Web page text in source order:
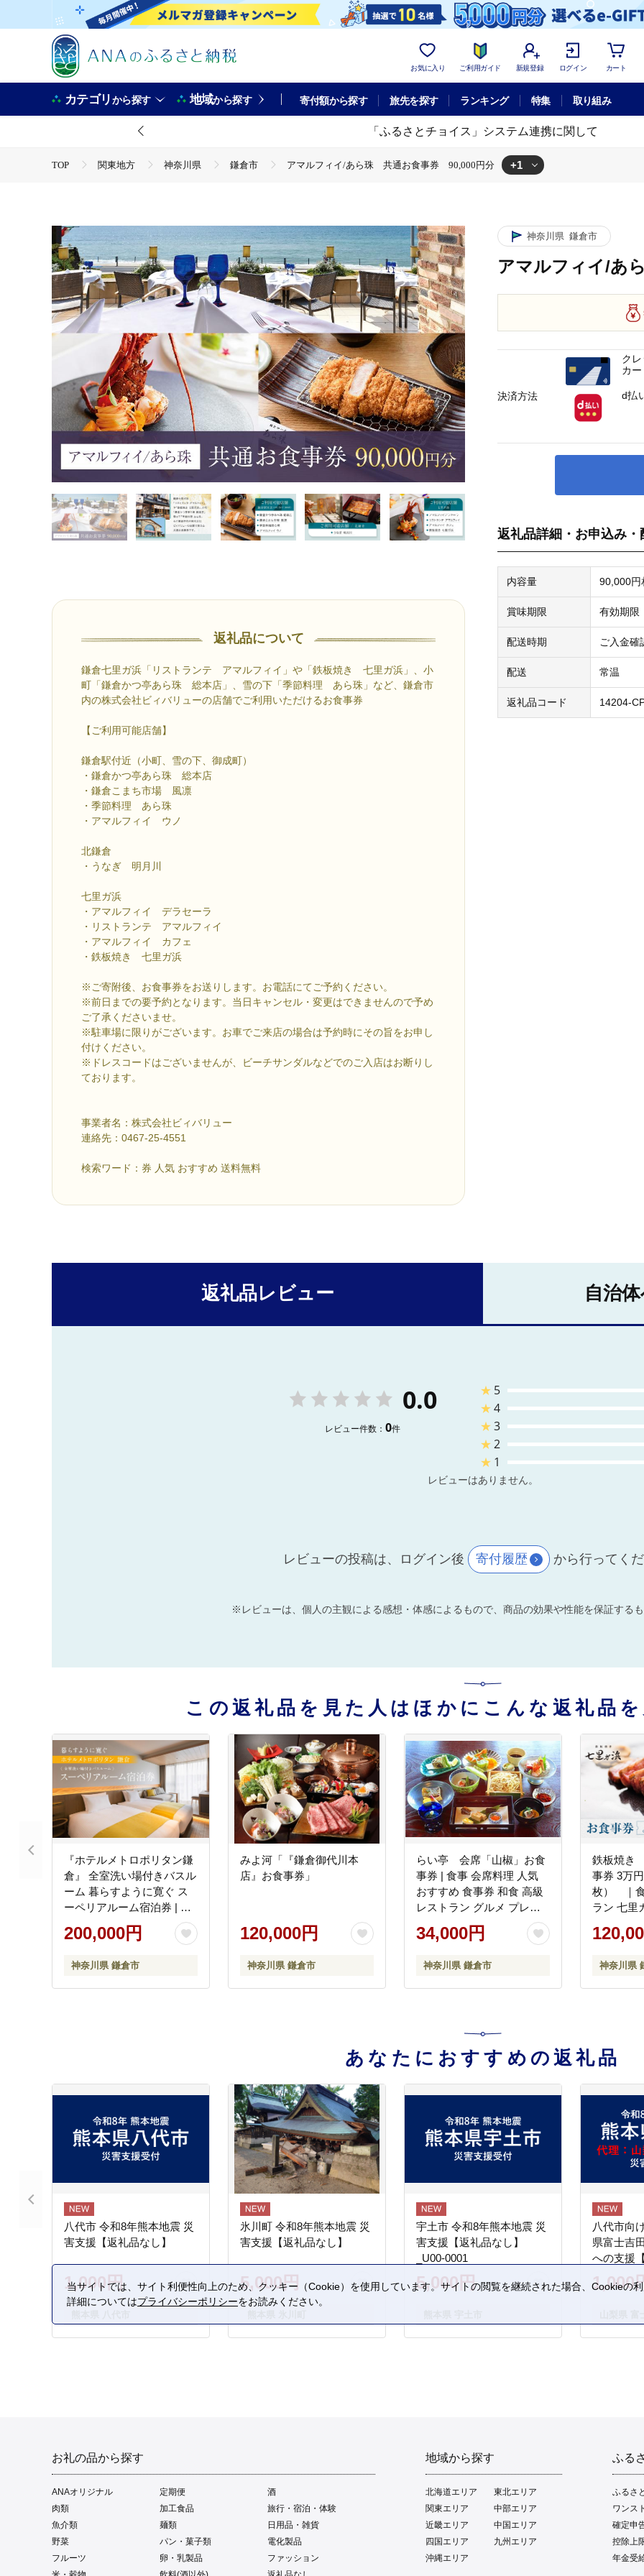
お気に入り ご利用ガイド 新規登録 ログイン カート
カテゴリから探す 地域から探す 寄付額から探す 旅先を探す ランキング 特集 取り組み
「ふるさとチョイス」システム連携に関して
TOP 関東地方 神奈川県 鎌倉市 アマルフィイ/あら珠 共通お食事券 90,000円分 +1
返礼品について
鎌倉七里ガ浜「リストランテ アマルフィイ」や「鉄板焼き 七里ガ浜」、小
町「鎌倉かつ亭あら珠 総本店」、雪の下「季節料理 あら珠」など、鎌倉市
内の株式会社ビィバリューの店舗でご利用いただけるお食事券
【ご利用可能店舗】
鎌倉駅付近（小町、雪の下、御成町）
・鎌倉かつ亭あら珠 総本店
・鎌倉こまち市場 風凛
・季節料理 あら珠
・アマルフィイ ウノ
北鎌倉
・うなぎ 明月川
七里ガ浜
・アマルフィイ デラセーラ
・リストランテ アマルフィイ
・アマルフィイ カフェ
・鉄板焼き 七里ガ浜
※ご寄附後、お食事券をお送りします。お電話にてご予約ください。
※前日までの要予約となります。当日キャンセル・変更はできませんので予め
ご了承くださいませ。
※駐車場に限りがございます。お車でご来店の場合は予約時にその旨をお申し
付けください。
※ドレスコードはございませんが、ビーチサンダルなどでのご入店はお断りし
ております。
事業者名：株式会社ビィバリュー
連絡先：0467-25-4551
検索ワード：券 人気 おすすめ 送料無料
神奈川県 鎌倉市
アマルフィイ/あ
返礼品詳細・お申込み・
内容量 90,000円
賞味期限 有効期限
配送時期 ご入金確
配送 常温
返礼品コード 14204-
決済方法
ク
カ
d払
返礼品レビュー 自治
0.0
レビュー件数： 0件
★ 5
★4
★3
★2
★ 1
レビューはありません。
レビューの投稿は、ログイン後 寄付履歴 から行ってく
※レビューは、個人の主観による感想・体感によるもので、商品の効果や性能を保証する
この返礼品を見た人はほかにこんな返礼品
『ホテルメトロポリタン鎌
倉』 全室洗い場付きバスル
ーム 暮らすように寛ぐ ス
ーペリアルーム宿泊券 | 宿
泊 ホテル スーペリアルー
ム 宿泊券 人気 おすすめ 鎌
200,000円
神奈川県 鎌倉市
みよ河「『鎌倉御代川本
店』お食事券」
120,000円
神奈川県 鎌倉市
らい亭 会席「山椒」お食
事券 | 食事 会席料理 人気
おすすめ 食事券 和食 高級
レストラン グルメ プレゼ
ント 送料無料 神奈川 鎌倉
34,000円
神奈川県 鎌倉市
鉄板焼
事券 3万
枚） ｜
ラン 七里
ペア利用
料無料
神奈川県
あなたにおすすめの返礼品
八代市 令和8年熊本地震 災
害支援【返礼品なし】
1,000円
氷川町 令和8年熊本地震 災
害支援【返礼品なし】
5,000円
宇土市 令和8年熊本地震 災
害支援【返礼品なし】
_U00-0001
5,000円
八代市向
県富士吉
への支援
1,000
お礼の品から探す
ANAオリジナル 定期便
酒
肉類
加工食品
旅行・宿泊・体験
魚介類
麺類
日用品・雑貨
野菜
パン・菓子類
電化製品
フルーツ
卵・乳製品
ファッション
地域から探す
北海道エリア
東北エリア
関東エリア
中部エリア
近畿エリア
中国エリア
四国エリア
九州エリア
沖縄エリア
ふる
ふるさ
ワンス
確定申
控除上
年金受
当サイトでは、サイト利便性向上のため、クッキー（Cookie）を使用しています。サイトの閲覧を継続された場合、Cookieの
詳細についてはプライバシーポリシーをお読みください。